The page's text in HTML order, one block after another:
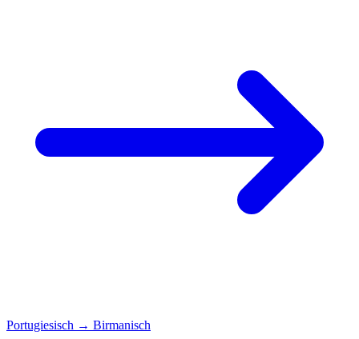
Portugiesisch → Birmanisch